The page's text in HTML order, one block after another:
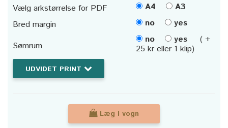
Vælg arkstørrelse for PDF
A4
A3
Bred margin
no
yes
Sømrum
no yes
( +
25 kr eller 1 klip)
UDVIDET PRINT
Læg i vogn